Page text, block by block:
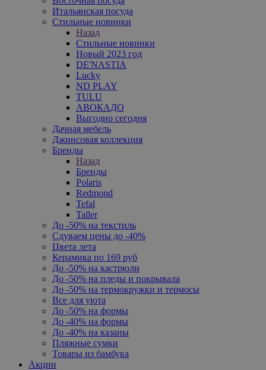
Итальянская посуда
Стильные новинки
Назад
Стильные новинки
Новый 2023 год
DE'NASTIA
Lucky
ND PLAY
TULU
АВОКАДО
Выгодно сегодня
Дачная мебель
Джинсовая коллекция
Бренды
Назад
Бренды
Polaris
Redmond
Tefal
Taller
До -50% на текстиль
Сдуваем цены до -40%
Цвета лета
Керамика по 169 руб
До -50% на кастрюли
До -50% на пледы и покрывала
До -50% на термокружки и термосы
Все для уюта
До -50% на формы
До -40% на формы
До -40% на казаны
Пляжные сумки
Товары из бамбука
Акции